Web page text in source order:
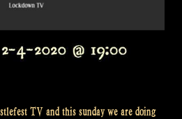
TV and this sunday we are doing